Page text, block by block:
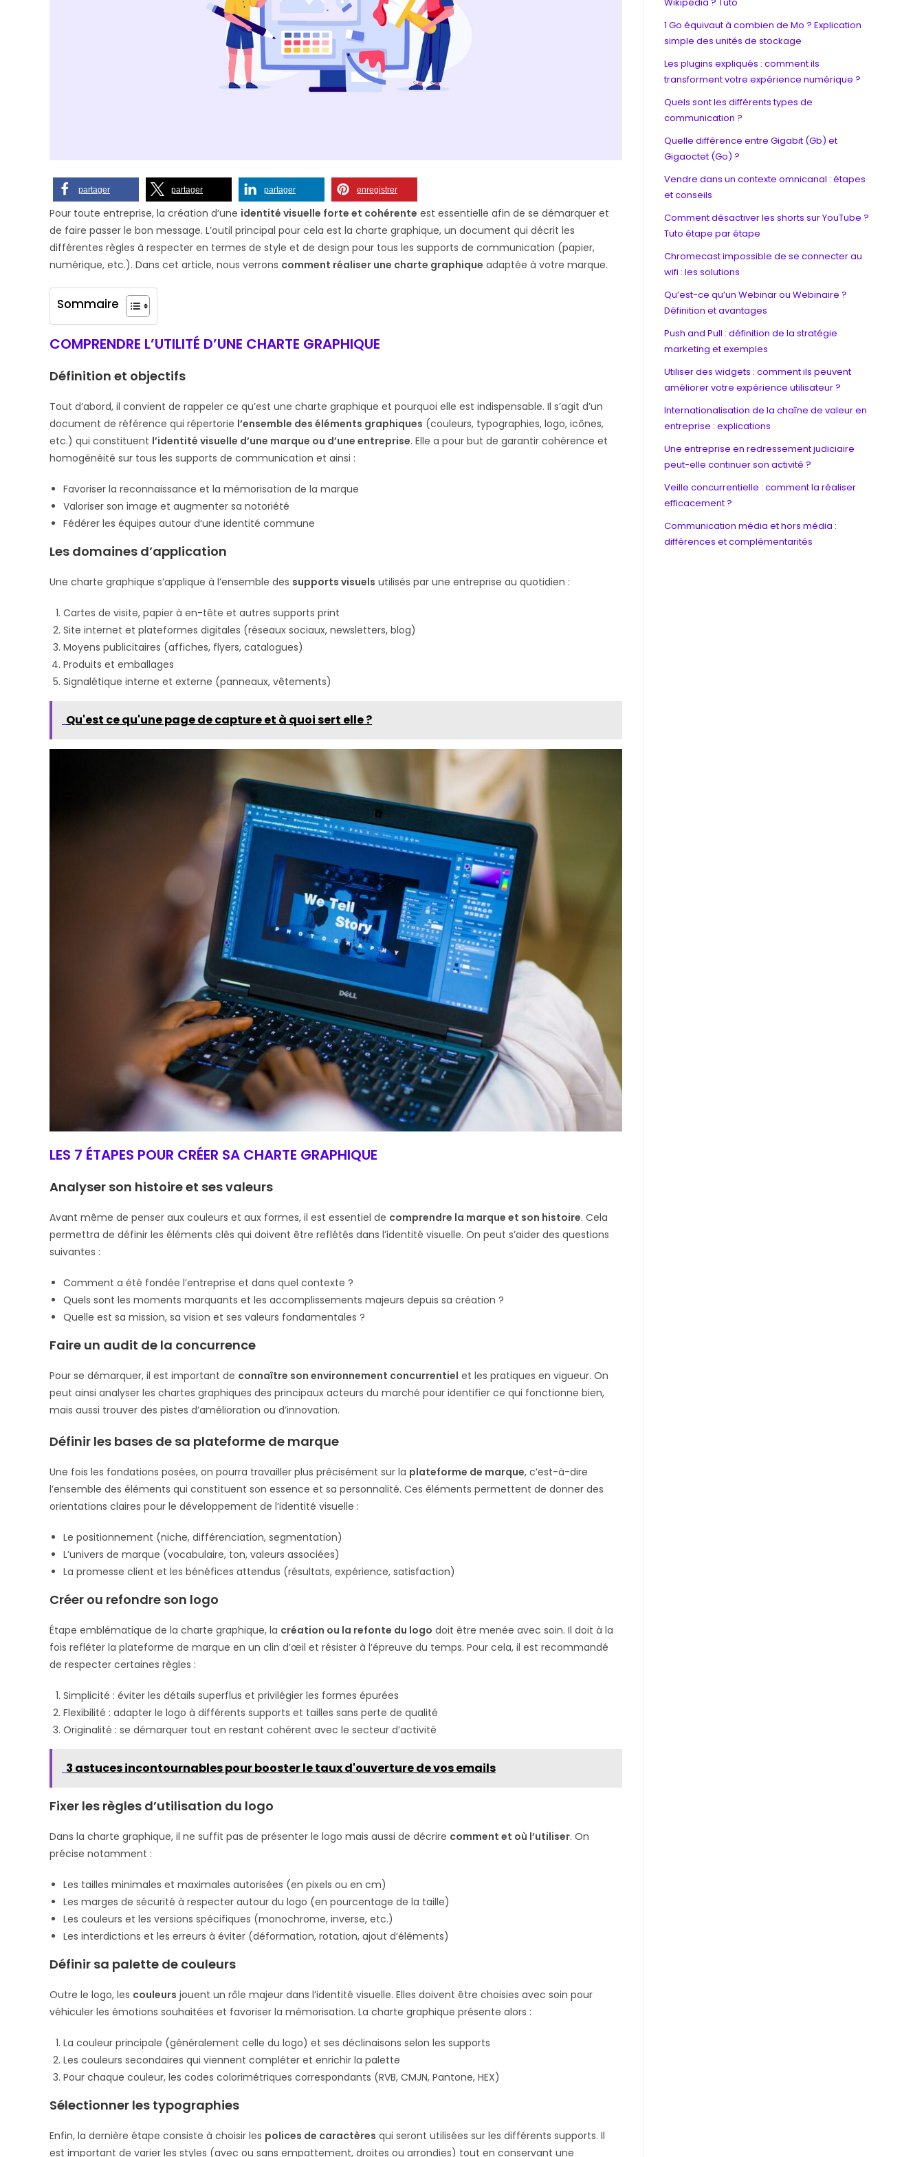
partager partager partager enregistrer
Pour toute entreprise, la création d’une identité visuelle forte et cohérente est essentielle afin de se démarquer et
de faire passer le bon message. L’outil principal pour cela est la charte graphique, un document qui décrit les
différentes règles à respecter en termes de style et de design pour tous les supports de communication (papier,
numérique, etc.). Dans cet article, nous verrons comment réaliser une charte graphique adaptée à votre marque.
Sommaire
COMPRENDRE L’UTILITÉ D’UNE CHARTE GRAPHIQUE
Définition et objectifs
Tout d’abord, il convient de rappeler ce qu’est une charte graphique et pourquoi elle est indispensable. Il s’agit d’un
document de référence qui répertorie l’ensemble des éléments graphiques (couleurs, typographies, logo, icônes,
etc.) qui constituent l’identité visuelle d’une marque ou d’une entreprise. Elle a pour but de garantir cohérence et
homogénéité sur tous les supports de communication et ainsi :
Favoriser la reconnaissance et la mémorisation de la marque
Valoriser son image et augmenter sa notoriété
Fédérer les équipes autour d’une identité commune
Les domaines d’application
Une charte graphique s’applique à l’ensemble des supports visuels utilisés par une entreprise au quotidien :
Cartes de visite, papier à en-tête et autres supports print
Site internet et plateformes digitales (réseaux sociaux, newsletters, blog)
Moyens publicitaires (affiches, flyers, catalogues)
Produits et emballages
Signalétique interne et externe (panneaux, vêtements)
Qu'est ce qu'une page de capture et à quoi sert elle ?
LES 7 ÉTAPES POUR CRÉER SA CHARTE GRAPHIQUE
Analyser son histoire et ses valeurs
Avant même de penser aux couleurs et aux formes, il est essentiel de comprendre la marque et son histoire. Cela
permettra de définir les éléments clés qui doivent être reflétés dans l’identité visuelle. On peut s’aider des questions
suivantes :
Comment a été fondée l’entreprise et dans quel contexte ?
Quels sont les moments marquants et les accomplissements majeurs depuis sa création ?
Quelle est sa mission, sa vision et ses valeurs fondamentales ?
Faire un audit de la concurrence
Pour se démarquer, il est important de connaître son environnement concurrentiel et les pratiques en vigueur. On
peut ainsi analyser les chartes graphiques des principaux acteurs du marché pour identifier ce qui fonctionne bien,
mais aussi trouver des pistes d’amélioration ou d’innovation.
Définir les bases de sa plateforme de marque
Une fois les fondations posées, on pourra travailler plus précisément sur la plateforme de marque, c’est-à-dire
l’ensemble des éléments qui constituent son essence et sa personnalité. Ces éléments permettent de donner des
orientations claires pour le développement de l’identité visuelle :
Le positionnement (niche, différenciation, segmentation)
L’univers de marque (vocabulaire, ton, valeurs associées)
La promesse client et les bénéfices attendus (résultats, expérience, satisfaction)
Créer ou refondre son logo
Étape emblématique de la charte graphique, la création ou la refonte du logo doit être menée avec soin. Il doit à la
fois refléter la plateforme de marque en un clin d’œil et résister à l’épreuve du temps. Pour cela, il est recommandé
de respecter certaines règles :
Simplicité : éviter les détails superflus et privilégier les formes épurées
Flexibilité : adapter le logo à différents supports et tailles sans perte de qualité
Originalité : se démarquer tout en restant cohérent avec le secteur d’activité
3 astuces incontournables pour booster le taux d'ouverture de vos emails
Fixer les règles d’utilisation du logo
Dans la charte graphique, il ne suffit pas de présenter le logo mais aussi de décrire comment et où l’utiliser. On
précise notamment :
Les tailles minimales et maximales autorisées (en pixels ou en cm)
Les marges de sécurité à respecter autour du logo (en pourcentage de la taille)
Les couleurs et les versions spécifiques (monochrome, inverse, etc.)
Les interdictions et les erreurs à éviter (déformation, rotation, ajout d’éléments)
Définir sa palette de couleurs
Outre le logo, les couleurs jouent un rôle majeur dans l’identité visuelle. Elles doivent être choisies avec soin pour
véhiculer les émotions souhaitées et favoriser la mémorisation. La charte graphique présente alors :
La couleur principale (généralement celle du logo) et ses déclinaisons selon les supports
Les couleurs secondaires qui viennent compléter et enrichir la palette
Pour chaque couleur, les codes colorimétriques correspondants (RVB, CMJN, Pantone, HEX)
Sélectionner les typographies
Enfin, la dernière étape consiste à choisir les polices de caractères qui seront utilisées sur les différents supports. Il
est important de varier les styles (avec ou sans empattement, droites ou arrondies) tout en conservant une
1 Go équivaut à combien de Mo ? Explication
simple des unités de stockage
Les plugins expliqués : comment ils
transforment votre expérience numérique ?
Quels sont les différents types de
communication ?
Quelle différence entre Gigabit (Gb) et
Gigaoctet (Go) ?
Vendre dans un contexte omnicanal : étapes
et conseils
Comment désactiver les shorts sur YouTube ?
Tuto étape par étape
Chromecast impossible de se connecter au
wifi : les solutions
Qu’est-ce qu’un Webinar ou Webinaire ?
Définition et avantages
Push and Pull : définition de la stratégie
marketing et exemples
Utiliser des widgets : comment ils peuvent
améliorer votre expérience utilisateur ?
Internationalisation de la chaîne de valeur en
entreprise : explications
Une entreprise en redressement judiciaire
peut-elle continuer son activité ?
Veille concurrentielle : comment la réaliser
efficacement ?
Communication média et hors média :
différences et complémentarités